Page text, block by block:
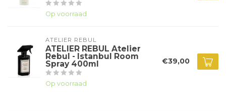
Op voorraad
ATELIER REBUL
ATELIER REBUL Atelier
Rebul - Istanbul Room
Spray 400ml
Op voorraad
€39,00